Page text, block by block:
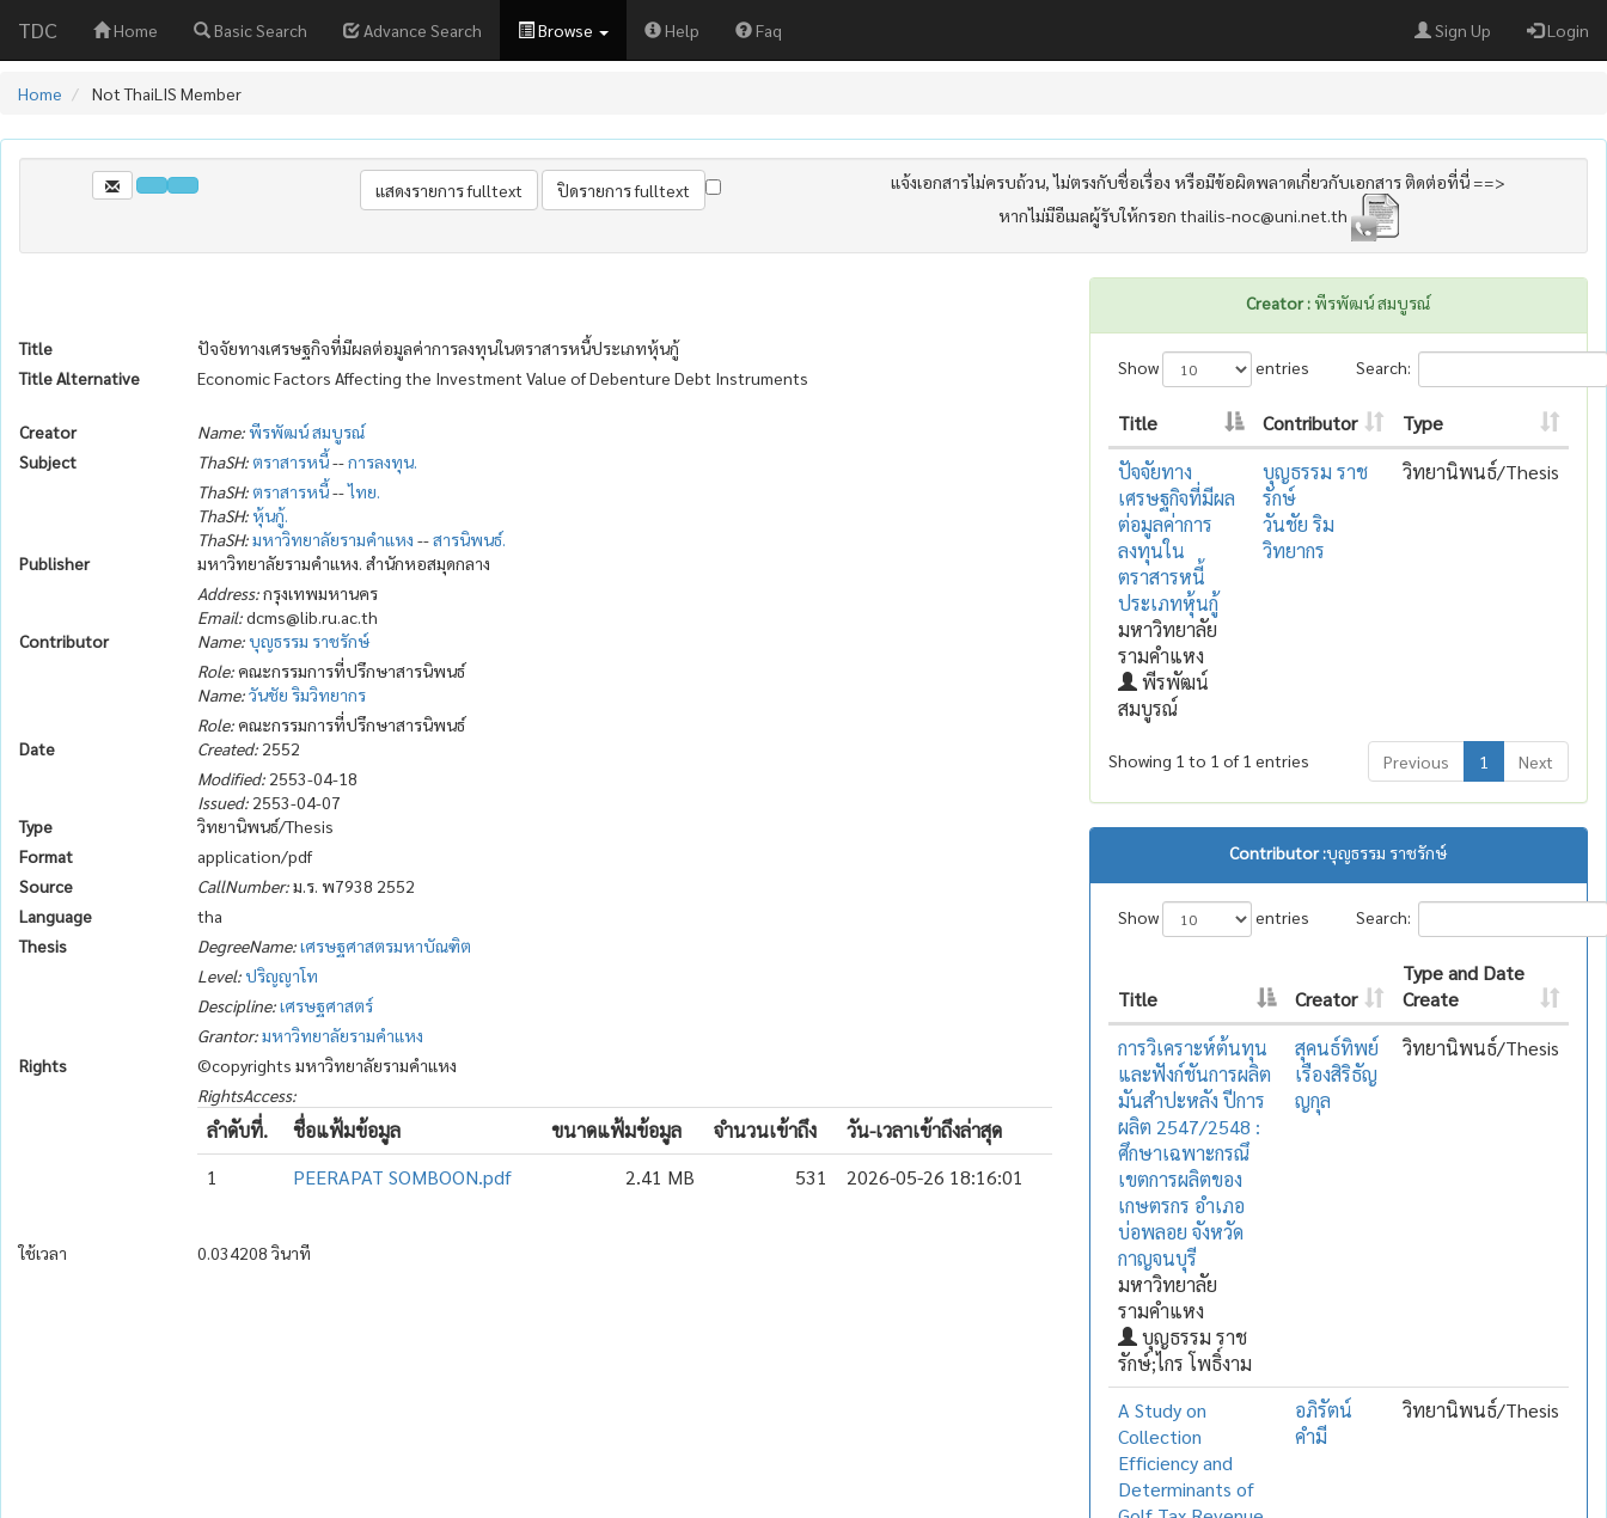
TDC Home Basic Search Advance Search Browse Help Faq Sign Up Login
Home Not ThaiLIS Member
แจ้งเอกสารไม่ครบถ้วน, ไม่ตรงกับชื่อเรื่อง หรือมีข้อผิดพลาดเกี่ยวกับเอกสาร ติดต่อที่นี่ ==>
หากไม่มีอีเมลผู้รับให้กรอก thailis-noc@uni.net.th
Title
ปัจจัยทางเศรษฐกิจที่มีผลต่อมูลค่าการลงทุนในตราสารหนี้ประเภทหุ้นกู้
Title Alternative
Economic Factors Affecting the Investment Value of Debenture Debt Instruments
Creator Name:พีรพัฒน์ สมบูรณ์
Subject
ThaSH:ตราสารหนี้--การลงทุน.
ThaSH:ตราสารหนี้--ไทย.
ThaSH:หุ้นกู้.
ThaSH:มหาวิทยาลัยรามคำแหง --สารนิพนธ์.
Publisher
มหาวิทยาลัยรามคำแหง. สำนักหอสมุดกลาง
Address:กรุงเทพมหานคร
Email:dcms@lib.ru.ac.th
Contributor
Name:บุญธรรม ราชรักษ์
Role: คณะกรรมการที่ปรึกษาสารนิพนธ์
Name:วันชัย ริมวิทยากร
Role: คณะกรรมการที่ปรึกษาสารนิพนธ์
Date
Created: 2552
Modified: 2553-04-18
Issued: 2553-04-07
Type
วิทยานิพนธ์/Thesis
Format
application/pdf
Source
CallNumber:ม.ร. พ7938 2552
Language
tha
Thesis
DegreeName:เศรษฐศาสตรมหาบัณฑิต
Level:ปริญญาโท
Descipline:เศรษฐศาสตร์
Grantor:มหาวิทยาลัยรามคำแหง
Rights
©copyrights มหาวิทยาลัยรามคำแหง
RightsAccess:
ลำดับที่. ชื่อแฟ้มข้อมูล ขนาดแฟ้มข้อมูล จำนวนเข้าถึง
วัน-เวลาเข้าถึงล่าสุด
1
PEERAPAT SOMBOON.pdf 2.41 MB 531 2026-05-26 18:16:01
ใช้เวลา 0.034208 วินาที
Creator : พีรพัฒน์ สมบูรณ์
Show entries Search:
Title Contributor
Type
ปัจจัยทาง
เศรษฐกิจที่มีผล
ต่อมูลค่าการ
ลงทุนใน
ตราสารหนี้
ประเภทหุ้นกู้
มหาวิทยาลัย
รามคำแหง
พีรพัฒน์
สมบูรณ์
บุญธรรม ราช
รักษ์
วันชัย ริม
วิทยากร
วิทยานิพนธ์/Thesis
Showing 1 to 1 of 1 entries Previous 1 Next
Contributor :บุญธรรม ราชรักษ์
Show entries Search:
Title Creator
Type and Date
Create
การวิเคราะห์ต้นทุน
และฟังก์ชันการผลิต
มันสำปะหลัง ปีการ
ผลิต 2547/2548 :
ศึกษาเฉพาะกรณึ
เขตการผลิตของ
เกษตรกร อำเภอ
บ่อพลอย จังหวัด
กาญจนบุรี
มหาวิทยาลัย
รามคำแหง
บุญธรรม ราช
รักษ์;ไกร โพธิ์งาม
สุคนธ์ทิพย์
เรืองสิริธัญ
ญกุล
วิทยานิพนธ์/Thesis
A Study on
Collection
Efficiency and
Determinants of
อภิรัตน์
คำมี
วิทยานิพนธ์/Thesis